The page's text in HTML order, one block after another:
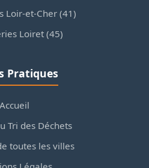
Loir-et-Cher (41)
Loiret (45)
Pratiques
Accueil
Tri des Déchets
toutes les villes